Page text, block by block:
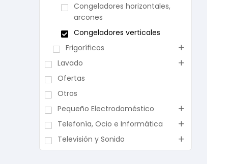
Congeladores horizontales,
arcones
Congeladores verticales
Frigoríficos
Lavado
Ofertas
Otros
Pequeño Electrodoméstico
Telefonía, Ocio e Informática
Televisión y Sonido